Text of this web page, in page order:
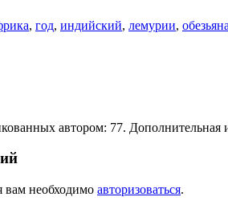
, год, индийский, лемурии, обезьяна
автором: 77. Дополнительная
вам необходимо авторизоваться.